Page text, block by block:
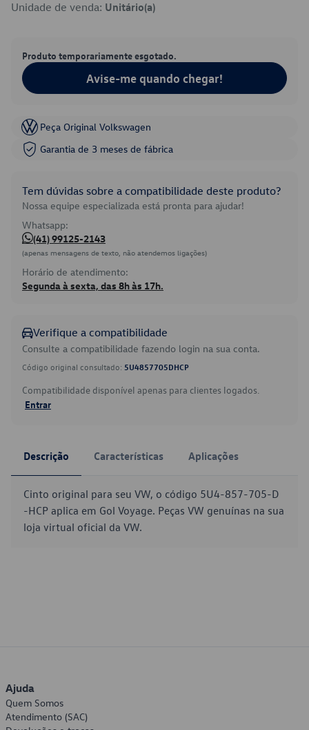
Unidade de venda: Unitário(a)
Produto temporariamente esgotado.
Avise-me quando chegar!
Peça Original Volkswagen
Garantia de 3 meses de fábrica
Tem dúvidas sobre a compatibilidade deste produto?
Nossa equipe especializada está pronta para ajudar!
Whatsapp:
(41) 99125-2143
(apenas mensagens de texto, não atendemos ligações)
Horário de atendimento:
Segunda à sexta, das 8h às 17h.
Verifique a compatibilidade
Consulte a compatibilidade fazendo login na sua conta.
Código original consultado: 5U4857705DHCP
Compatibilidade disponível apenas para clientes logados.
Entrar
Descrição Características Aplicações
Cinto original para seu VW, o código 5U4-857-705-D
-HCP aplica em Gol Voyage. Peças VW genuínas na sua
loja virtual oficial da VW.
Ajuda
Quem Somos
Atendimento (SAC)